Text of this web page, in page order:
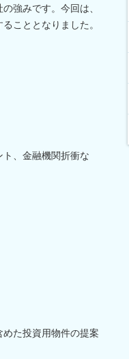
強みです。今回は、
こととなりました。
、金融機関折衝な
た投資用物件の提案